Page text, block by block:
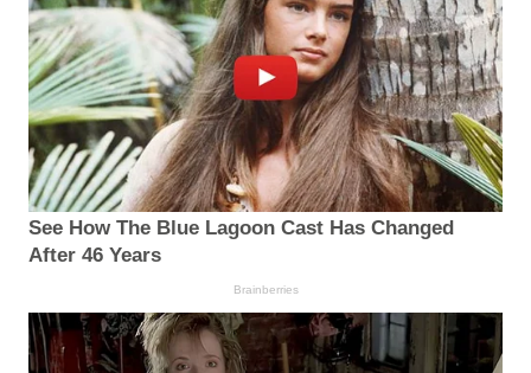
See How The Blue Lagoon Cast Has Changed
After 46 Years
Brainberries